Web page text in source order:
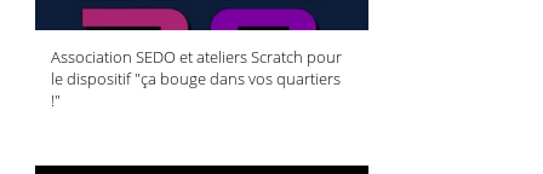
Association SEDO et ateliers Scratch pour
le dispositif "ça bouge dans vos quartiers
!"